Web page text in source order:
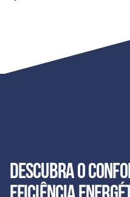
Descubra o